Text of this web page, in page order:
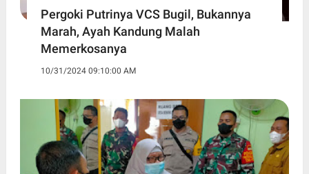
Pergoki Putrinya VCS Bugil, Bukannya
Marah, Ayah Kandung Malah
Memerkosanya
10/31/2024 09:10:00 AM